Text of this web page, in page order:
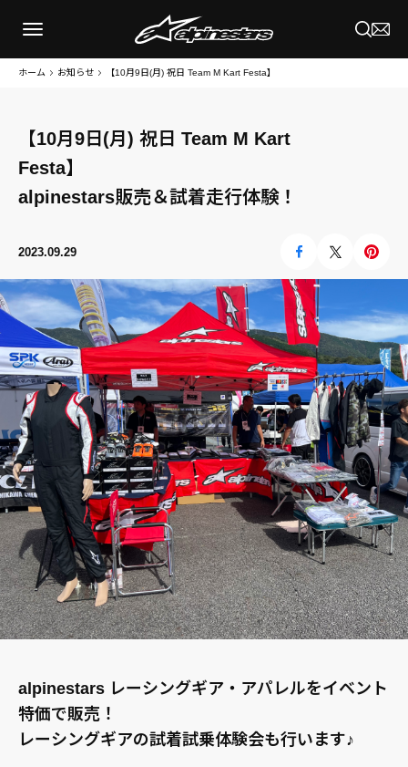
ホーム お知らせ 【10月9日(月) 祝日 Team M Kart Festa】
【10月9日(月) 祝日 Team M Kart
Festa】
alpinestars販売＆試着走行体験！
2023.09.29
alpinestars レーシングギア・アパレルをイベント
特価で販売！
レーシングギアの試着試乗体験会も行います♪